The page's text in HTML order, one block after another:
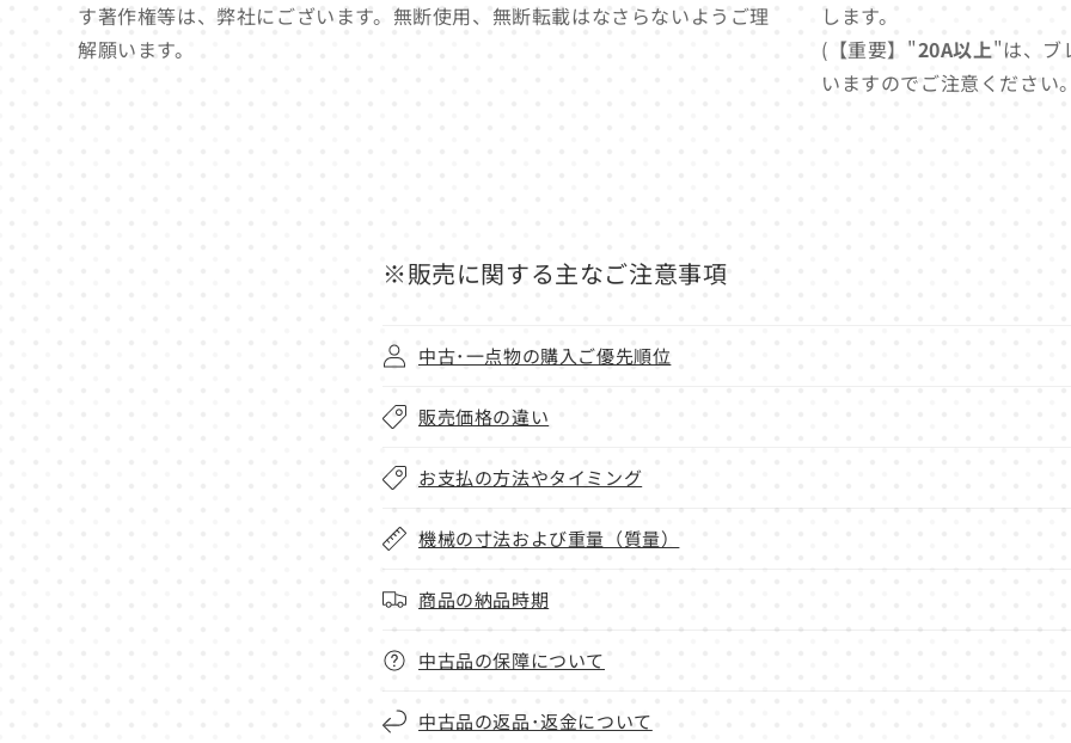
す著作権等は、弊社にございます。無断使用、無断転載はなさらないようご理
解願います。
します。
(【重要】"20A以上"は、ブ
いますのでご注意ください
※販売に関する主なご注意事項
中古･一点物の購入ご優先順位
販売価格の違い
お支払の方法やタイミング
機械の寸法および重量（質量）
商品の納品時期
中古品の保障について
中古品の返品･返金について